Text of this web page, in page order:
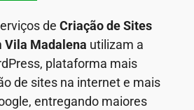
de Criação de Sites
Vila Madalena utilizam a
plataforma mais
de sites na internet e mais
entregando maiores